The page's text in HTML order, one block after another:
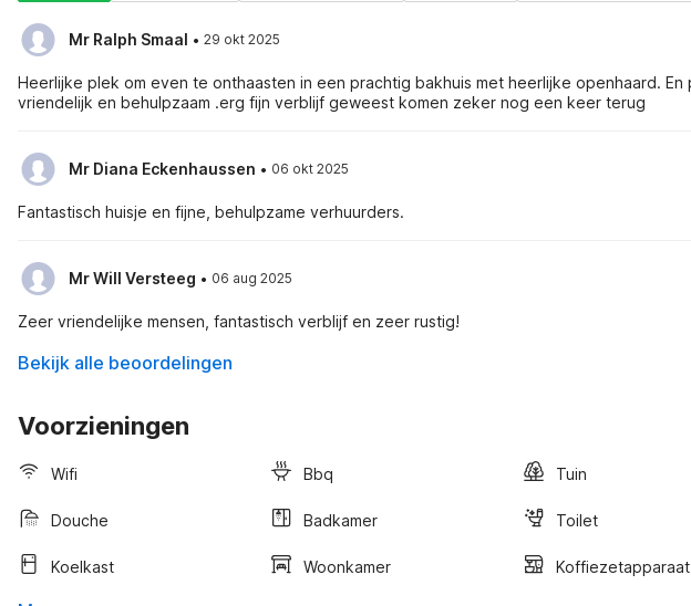
Mr Ralph Smaal · 29 okt 2025
Heerlijke plek om even te onthaasten in een prachtig bakhuis met heerlijke openhaard. En prachtige omgeving.Ook de eigenaren erg
vriendelijk en behulpzaam .erg fijn verblijf geweest komen zeker nog een keer terug
Mr Diana Eckenhaussen · 06 okt 2025
Fantastisch huisje en fijne, behulpzame verhuurders.
Mr Will Versteeg · 06 aug 2025
Zeer vriendelijke mensen, fantastisch verblijf en zeer rustig!
Bekijk alle beoordelingen
Voorzieningen
Wifi Bbq Tuin
Douche Badkamer Toilet
Koelkast Woonkamer Koffiezetapparaat